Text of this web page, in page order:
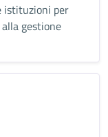
istituzioni per
gestione